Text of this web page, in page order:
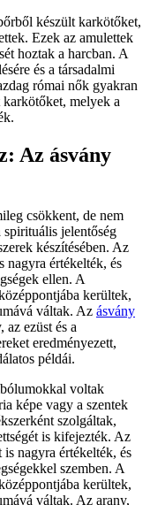
készült karkötőket,
Ezek az amulettek
hoztak a harcban. A
és a társadalmi
római nők gyakran
melyek a
Az ásvány
csökkent, de nem
jelentőség
készítésében. Az
nagyra értékelték, és
ellen. A
kerültek,
váltak. Az ásvány
az ezüst és a
eredményezett,
példái.
voltak
képe vagy a szentek
szolgáltak,
is kifejezték. Az
nagyra értékelték, és
szemben. A
kerültek,
váltak. Az arany,